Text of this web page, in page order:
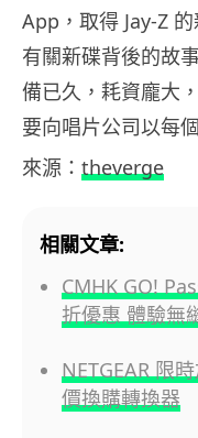
App，取得 Jay-Z
有關新碟背後的故
備已久，耗資龐大
要向唱片公司以每
來源： theverge
相關文章:
CMHK GO!
折優惠 體驗無
NETGEAR 限
價換購轉換器